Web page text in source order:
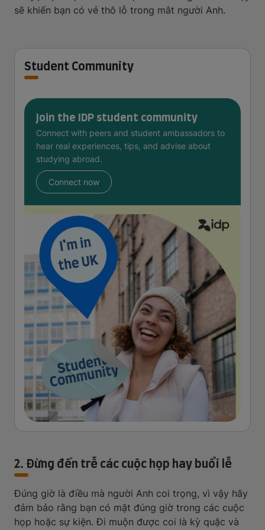
sẽ khiến bạn có vẻ thô lỗ trong mắt người Anh.
Student Community
Join the IDP student community
Connect with peers and student ambassadors to
hear real experiences, tips, and advise about
studying abroad.
Connect now
2. Đừng đến trễ các cuộc họp hay buổi lễ
Đúng giờ là điều mà người Anh coi trọng, vì vậy hãy
đảm bảo rằng bạn có mặt đúng giờ trong các cuộc
họp hoặc sự kiện. Đi muộn được coi là kỳ quặc và